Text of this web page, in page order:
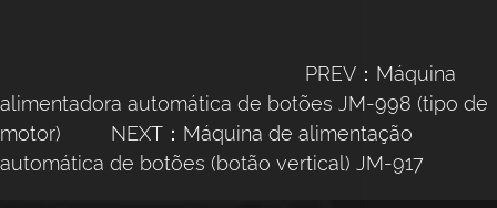
PREV：Máquina
alimentadora automática de botões JM-998 (tipo de
motor)
NEXT：Máquina de alimentação
automática de botões (botão vertical) JM-917